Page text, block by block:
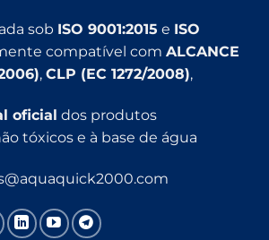
sob ISO 9001:2015 e ISO
compatível com ALCANCE
, CLP (EC 1272/2008),
oficial dos produtos
tóxicos e à base de água